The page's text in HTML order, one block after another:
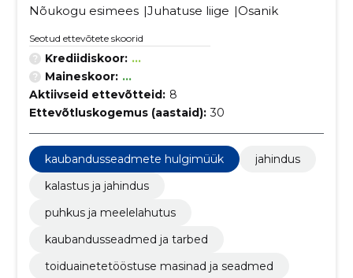
Nõukogu esimees Juhatuse liige Osanik
Seotud ettevõtete skoorid
Krediidiskoor: ...
Maineskoor: ...
Aktiivseid ettevõtteid: 8
Ettevõtluskogemus (aastaid): 30
kaubandusseadmete hulgimüük
jahindus
kalastus ja jahindus
puhkus ja meelelahutus
kaubandusseadmed ja tarbed
toiduainetetööstuse masinad ja seadmed